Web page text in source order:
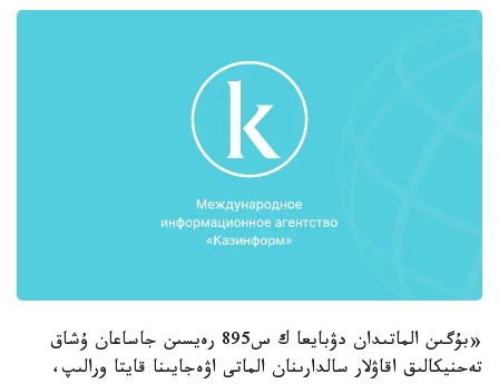
«بۇگىن الماتىدان دۋبايعا ك س895 رەيسىن جاساعان ۇشاق
تەحنيكالىق اقاۋلار سالدارىنان الماتى اۋەجايىنا قايتا ورالىپ،